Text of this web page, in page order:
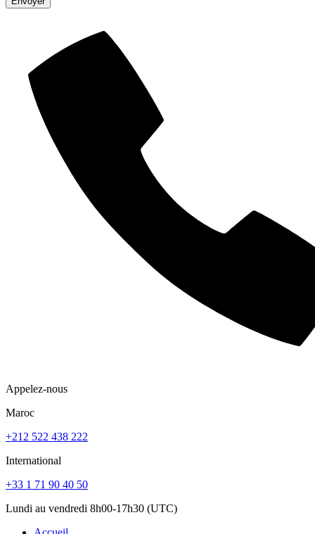
Appelez-nous
Maroc
+212 522 438 222
International
+33 1 71 90 40 50
Lundi au vendredi 8h00-17h30 (UTC)